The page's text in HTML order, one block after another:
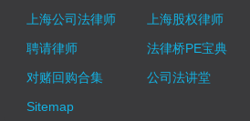
上海公司法律师
上海股权律师
聘请律师
法律桥PE宝典
对赌回购合集
公司法讲堂
Sitemap